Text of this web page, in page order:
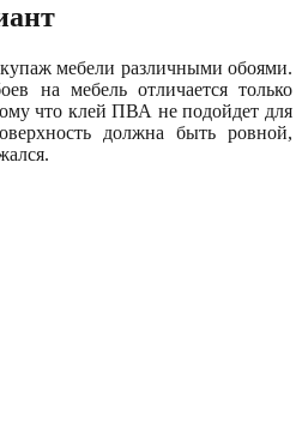
мебели различными обоями.
на мебель отличается только
что клей ПВА не подойдет для
должна быть ровной,